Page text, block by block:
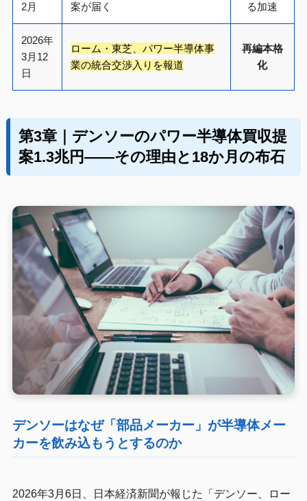
2月
案が届く
る加速
2026年
3月12
日
ローム・東芝、パワー半導体事
業の統合交渉入りを報道
再編本格
化
第3章｜デンソーのパワー半導体買収提
案1.3兆円——その理由と18か月の布石
デンソーはなぜ「部品メーカー」が半導体メー
カーを飲み込もうとするのか
2026年3月6日、日本経済新聞が報じた「デンソー、ロー